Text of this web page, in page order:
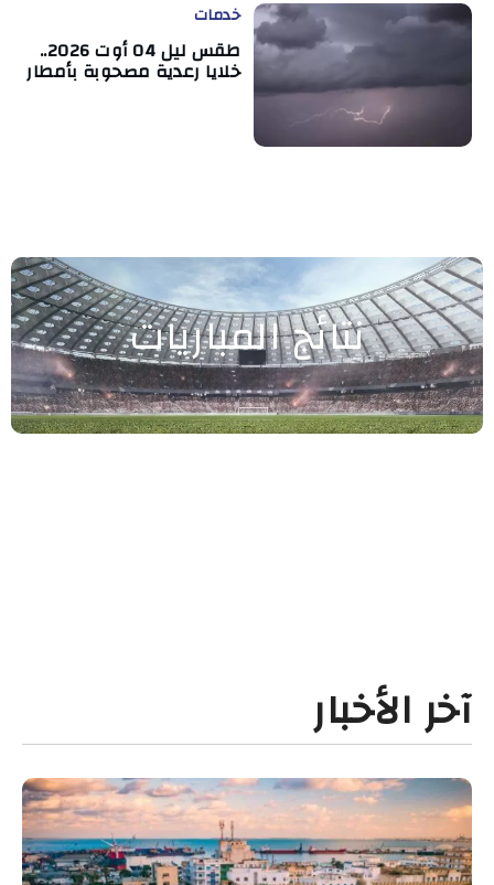
خدمات
طقس ليل 04 أوت 2026..
خلايا رعدية مصحوبة بأمطار
نتائج المباريات
آخر الأخبار